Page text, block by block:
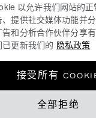
以允许我们网站的
提供社交媒体功能并
和分析合作伙伴分享
更新我们的 隐私政策
全部拒绝
接受所有